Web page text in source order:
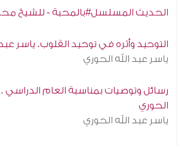
الحديث المسلسل#بالمحبة - للشيخ
التوحيد وأثره في توحيد القلوب. ياسر
ياسر عبد الله الحوري
رسائل وتوصيات بمناسبة العام الدراسي .
الحوري
ياسر عبد الله الحوري